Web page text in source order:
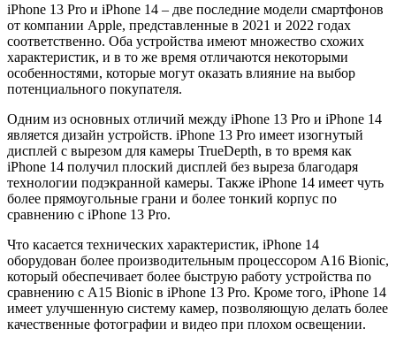
iPhone 13 Pro и iPhone 14 – две последние модели смартфонов
от компании Apple, представленные в 2021 и 2022 годах
соответственно. Оба устройства имеют множество схожих
характеристик, и в то же время отличаются некоторыми
особенностями, которые могут оказать влияние на выбор
потенциального покупателя.
Одним из основных отличий между iPhone 13 Pro и iPhone 14
является дизайн устройств. iPhone 13 Pro имеет изогнутый
дисплей с вырезом для камеры TrueDepth, в то время как
iPhone 14 получил плоский дисплей без выреза благодаря
технологии подэкранной камеры. Также iPhone 14 имеет чуть
более прямоугольные грани и более тонкий корпус по
сравнению с iPhone 13 Pro.
Что касается технических характеристик, iPhone 14
оборудован более производительным процессором A16 Bionic,
который обеспечивает более быструю работу устройства по
сравнению с A15 Bionic в iPhone 13 Pro. Кроме того, iPhone 14
имеет улучшенную систему камер, позволяющую делать более
качественные фотографии и видео при плохом освещении.